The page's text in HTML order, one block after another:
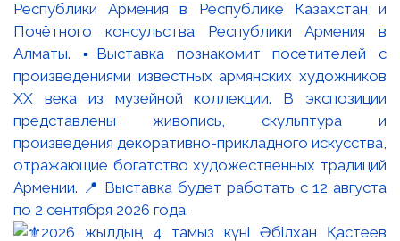
Республики Армения в Республике Казахстан и
Почётного консульства Республики Армения в
Алматы. ▪️Выставка познакомит посетителей с
произведениями известных армянских художников
XX века из музейной коллекции. В экспозиции
представлены живопись, скульптура и
произведения декоративно-прикладного искусства,
отражающие богатство художественных традиций
Армении. 📍 Выставка будет работать с 12 августа
по 2 сентября 2026 года.